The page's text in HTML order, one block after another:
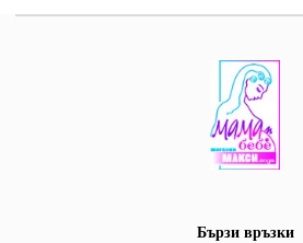
Бързи връзки